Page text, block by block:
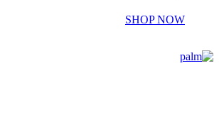
SHOP NOW